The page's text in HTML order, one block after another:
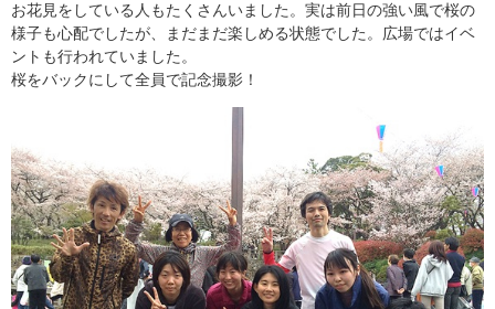
お花見をしている人もたくさんいました。実は前日の強い風で桜の
様子も心配でしたが、まだまだ楽しめる状態でした。広場ではイベ
ントも行われていました。
桜をバックにして全員で記念撮影！